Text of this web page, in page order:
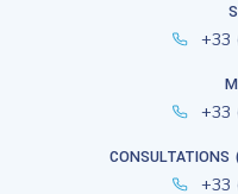
+33
+33
CONSULTATIONS
+33